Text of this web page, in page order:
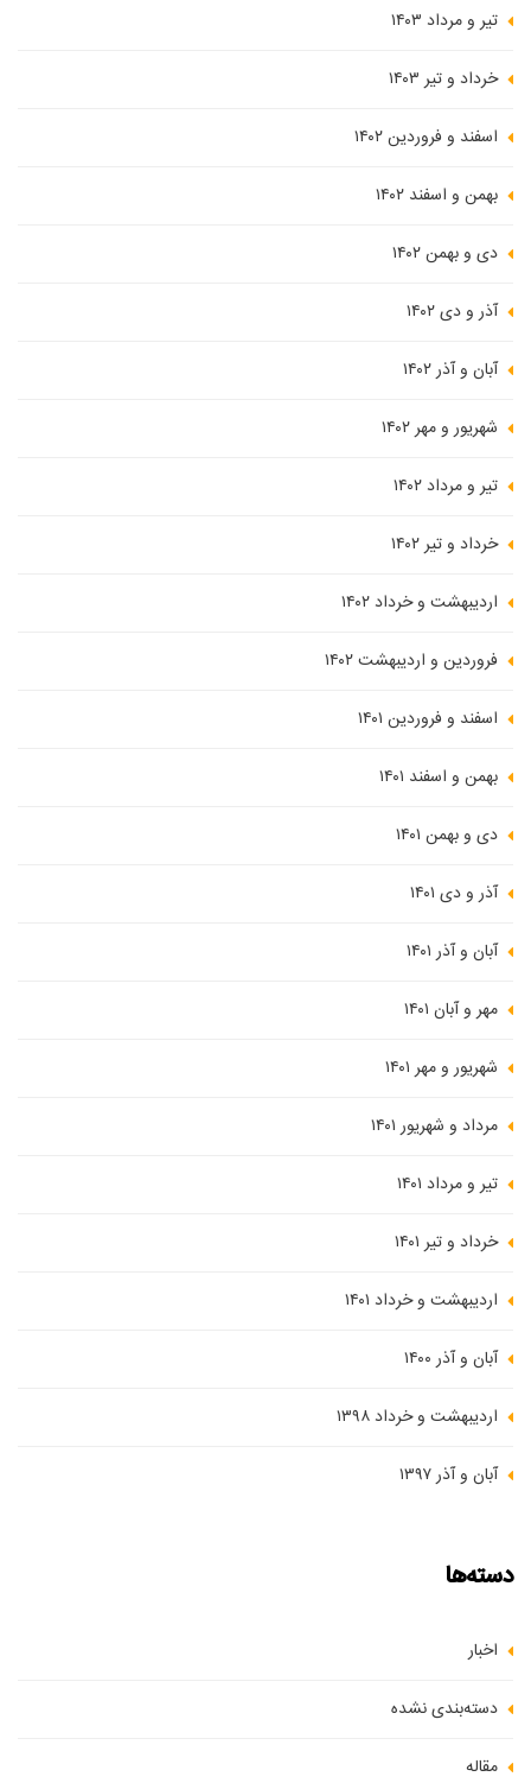
تیر و مرداد ۱۴۰۳
خرداد و تیر ۱۴۰۳
اسفند و فروردین ۱۴۰۲
بهمن و اسفند ۱۴۰۲
دی و بهمن ۱۴۰۲
آذر و دی ۱۴۰۲
آبان و آذر ۱۴۰۲
شهریور و مهر ۱۴۰۲
تیر و مرداد ۱۴۰۲
خرداد و تیر ۱۴۰۲
اردیبهشت و خرداد ۱۴۰۲
فروردین و اردیبهشت ۱۴۰۲
اسفند و فروردین ۱۴۰۱
بهمن و اسفند ۱۴۰۱
دی و بهمن ۱۴۰۱
آذر و دی ۱۴۰۱
آبان و آذر ۱۴۰۱
مهر و آبان ۱۴۰۱
شهریور و مهر ۱۴۰۱
مرداد و شهریور ۱۴۰۱
تیر و مرداد ۱۴۰۱
خرداد و تیر ۱۴۰۱
اردیبهشت و خرداد ۱۴۰۱
آبان و آذر ۱۴۰۰
اردیبهشت و خرداد ۱۳۹۸
آبان و آذر ۱۳۹۷
دسته‌ها
اخبار
دسته‌بندی نشده
مقاله